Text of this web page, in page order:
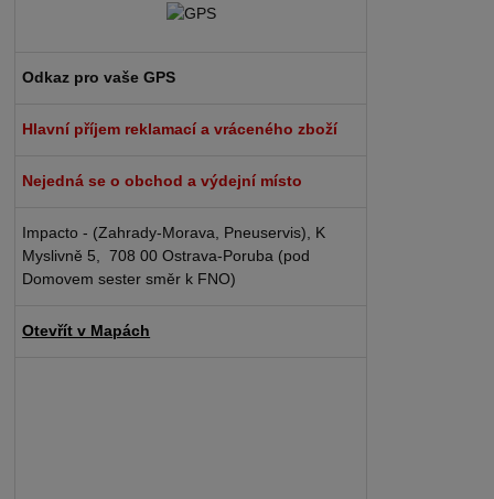
Odkaz pro vaše GPS
Hlavní příjem reklamací a vráceného zboží
Nejedná se o obchod a výdejní místo
Impacto - (Zahrady-Morava, Pneuservis), K
Myslivně 5, 708 00 Ostrava-Poruba (pod
Domovem sester směr k FNO)
Otevřít v Mapách